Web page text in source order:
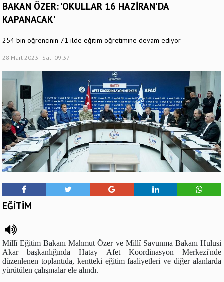
BAKAN ÖZER: 'OKULLAR 16 HAZİRAN'DA
KAPANACAK'
254 bin öğrencinin 71 ilde eğitim öğretimine devam ediyor
28 Mart 2023 - Salı 09:37
EĞİTİM
Millî Eğitim Bakanı Mahmut Özer ve Millî Savunma Bakanı Hulusi
Akar başkanlığında Hatay Afet Koordinasyon Merkezi'nde
düzenlenen toplantıda, kentteki eğitim faaliyetleri ve diğer alanlarda
yürütülen çalışmalar ele alındı.